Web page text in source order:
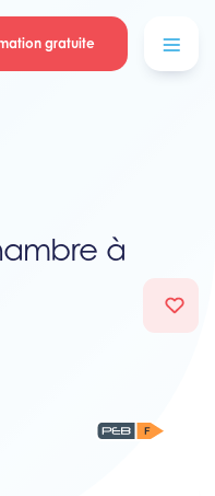
gratuite
à